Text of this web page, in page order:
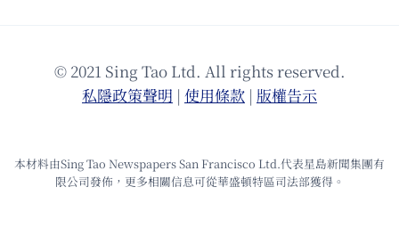
© 2021 Sing Tao Ltd. All rights reserved.
私隱政策聲明 | 使⽤條款 | 版權告⽰
本材料由Sing Tao Newspapers San Francisco Ltd.代表星島新聞集團有
限公司發佈，更多相關信息可從華盛頓特區司法部獲得。